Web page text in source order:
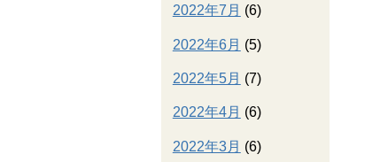
2022年7月 (6)
2022年6月 (5)
2022年5月 (7)
2022年4月 (6)
2022年3月 (6)